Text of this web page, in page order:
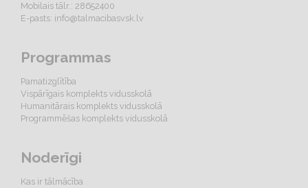
Mobilais tālr.: 28652400
E-pasts: info@talmacibasvsk.lv
Programmas
Pamatizglītība
Vispārīgais komplekts vidusskolā
Humanitārais komplekts vidusskolā
Programmēšas komplekts vidusskolā
Noderīgi
Kas ir tālmācība